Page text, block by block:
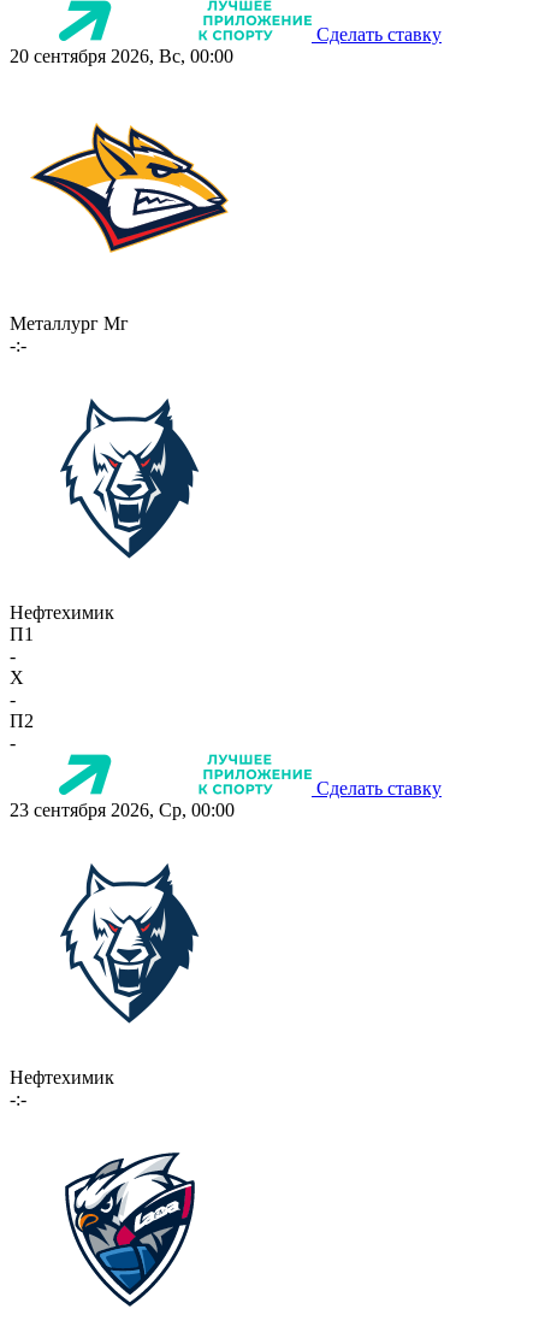
Сделать ставку
20 сентября 2026, Вс, 00:00
Металлург Мг
-:-
Нефтехимик
П1
-
X
-
П2
-
Сделать ставку
23 сентября 2026, Ср, 00:00
Нефтехимик
-:-